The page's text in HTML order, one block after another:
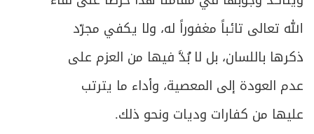
الله تعالى تائباً مغفوراً له، ولا يكفي مجرّد
ذكرها باللسان، بل لا بُدَّ فيها من العزم على
عدم العودة إلى المعصية، وأداء ما يترتب
عليها من كفارات وديات ونحو ذلك.
ص235 الفصل الأول: في مقدمات الصلاة
ص 237 المبحث الأول ـ في أوقات الفرائض ونوافلها
246 المبحث الثاني ـ في لباس المصلي